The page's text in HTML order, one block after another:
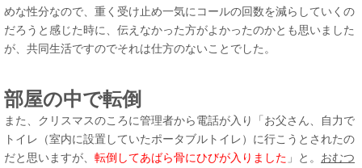
めな性分なので、重く受け止め一気にコールの回数を減らしていくの
だろうと感じた時に、伝えなかった方がよかったのかとも思いました
が、共同生活ですのでそれは仕方のないことでした。
部屋の中で転倒
また、クリスマスのころに管理者から電話が入り「お父さん、自力で
トイレ（室内に設置していたポータブルトイレ）に行こうとされたの
だと思いますが、 転倒してあばら骨にひびが入りました 」と。 おむつ